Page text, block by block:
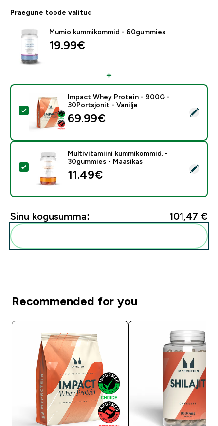
Praegune toode valitud
Mumio kummikommid - 60gummies
19.99€‎
Vali see toode - Impact Whey Protein - 900G -
Impact Whey Protein - 900G -
30Portsjonit - Vanilje
69.99€‎
Vali see toode - Multivitamiini kummikommid. -
Multivitamiini kummikommid. -
30gummies - Maasikas
11.49€‎
Sinu kogusumma: 101,47 €‎
Recommended for you